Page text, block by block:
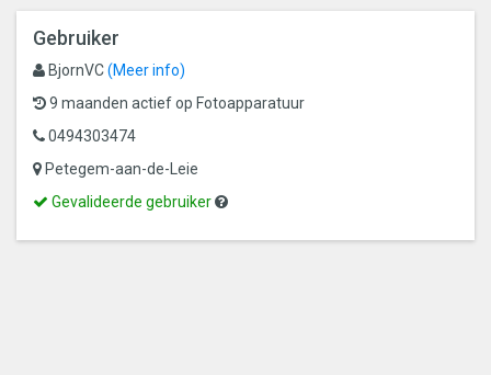
Gebruiker
BjornVC(Meer info)
9 maanden actief op Fotoapparatuur
0494303474
Petegem-aan-de-Leie
Dit
een
Gevalideerde gebruiker
Gevalideerde